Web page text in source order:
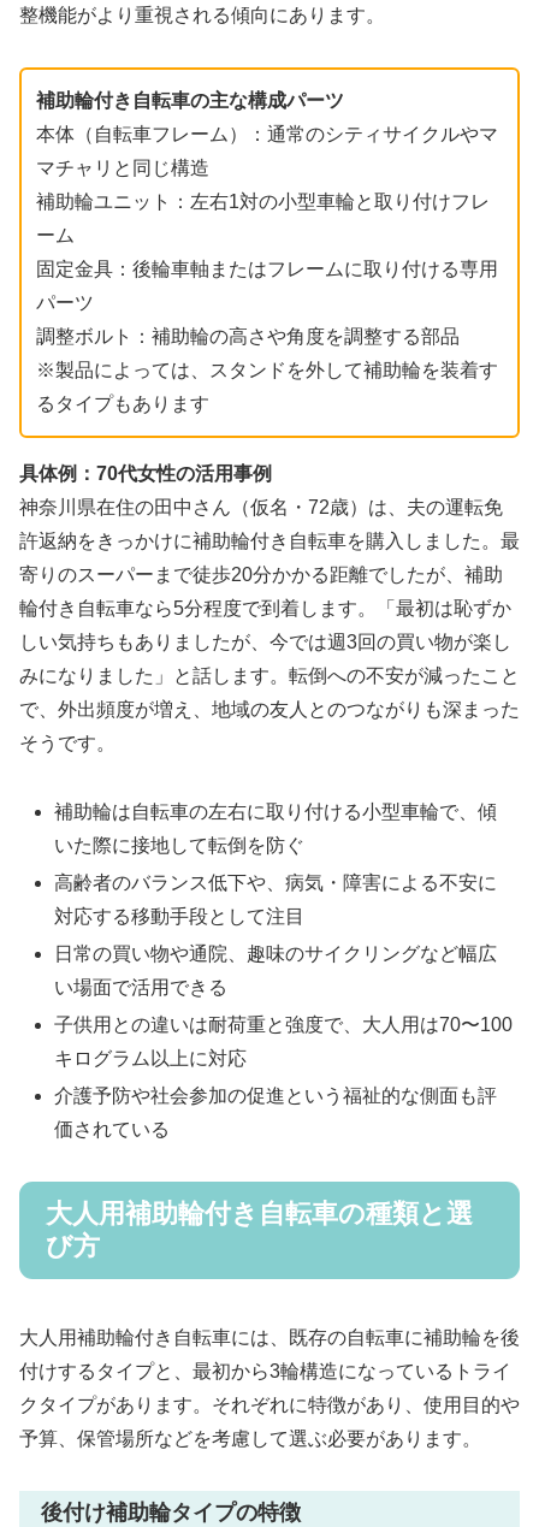
整機能がより重視される傾向にあります。
補助輪付き自転車の主な構成パーツ
本体（自転車フレーム）：通常のシティサイクルやマ
マチャリと同じ構造
補助輪ユニット：左右1対の小型車輪と取り付けフレ
ーム
固定金具：後輪車軸またはフレームに取り付ける専用
パーツ
調整ボルト：補助輪の高さや角度を調整する部品
※製品によっては、スタンドを外して補助輪を装着す
るタイプもあります
具体例：70代女性の活用事例
神奈川県在住の田中さん（仮名・72歳）は、夫の運転免
許返納をきっかけに補助輪付き自転車を購入しました。最
寄りのスーパーまで徒歩20分かかる距離でしたが、補助
輪付き自転車なら5分程度で到着します。「最初は恥ずか
しい気持ちもありましたが、今では週3回の買い物が楽し
みになりました」と話します。転倒への不安が減ったこと
で、外出頻度が増え、地域の友人とのつながりも深まった
そうです。
補助輪は自転車の左右に取り付ける小型車輪で、傾
いた際に接地して転倒を防ぐ
高齢者のバランス低下や、病気・障害による不安に
対応する移動手段として注目
日常の買い物や通院、趣味のサイクリングなど幅広
い場面で活用できる
子供用との違いは耐荷重と強度で、大人用は70〜100
キログラム以上に対応
介護予防や社会参加の促進という福祉的な側面も評
価されている
大人用補助輪付き自転車の種類と選
び方
大人用補助輪付き自転車には、既存の自転車に補助輪を後
付けするタイプと、最初から3輪構造になっているトライ
クタイプがあります。それぞれに特徴があり、使用目的や
予算、保管場所などを考慮して選ぶ必要があります。
後付け補助輪タイプの特徴